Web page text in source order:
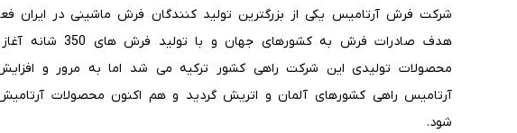
محصولات تولیدی این شرکت راهی کشور ترکیه می شد اما به مرور و
شود.